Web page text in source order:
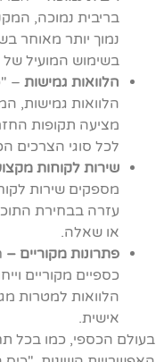
בריבית נמוכה,
נמוך יותר מאוחר
בשימוש המועיל
הלוואות גמישות –
הלוואות גמישות,
מציעה תקופות
לכל סוגי הצרכים
שירות לקוחות
מספקים שירות
עזרה בבחירת
או שאלה.
פתרונות מקוריים –
כספיים מקוריים
הלוואות למטרות
אישית.
בעולם הכספי, כמו בכל